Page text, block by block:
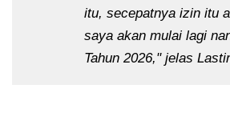
itu, secepatnya izin itu
saya akan mulai lagi
Tahun 2026," jelas